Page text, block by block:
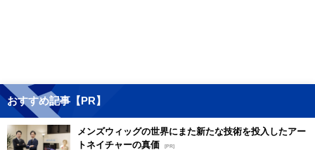
おすすめ記事【PR】
メンズウィッグの世界にまた新たな技術を投入したアー
トネイチャーの真価
[PR]